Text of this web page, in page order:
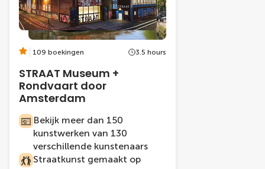
109 boekingen 3.5 hours
STRAAT Museum +
Rondvaart door
Amsterdam
Bekijk meer dan 150
kunstwerken van 130
verschillende kunstenaars
Straatkunst gemaakt op